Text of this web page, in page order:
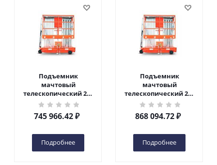
Подъемник
мачтовый
телескопический 200
кг 10 м TOR GTWY10-
200S DC 2-мачтовый
(автономный) (N) в
745 966.42₽
Подробнее
Подъемник
мачтовый
телескопический 200
кг 12 м TOR GTWY12-
200S DC 2-мачтовый
(автономный) (N) в
868 094.72₽
Подробнее